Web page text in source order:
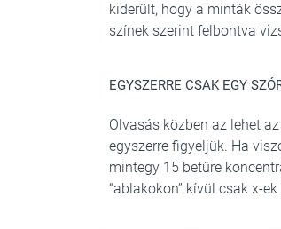
kiderült, hogy a minták
színek szerint felbontva
EGYSZERRE CSAK EGY
Olvasás közben az lehet
egyszerre figyeljük. Ha
mintegy 15 betűre
“ablakokon” kívül csak x-